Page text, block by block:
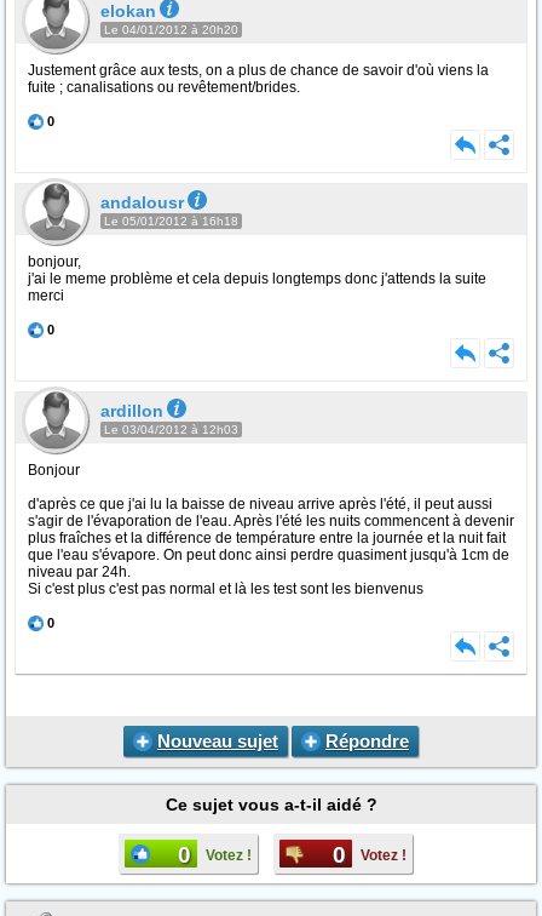
elokan
Le 04/01/2012 à 20h20
Justement grâce aux tests, on a plus de chance de savoir d'où viens la
fuite ; canalisations ou revêtement/brides.
0
andalousr
Le 05/01/2012 à 16h18
bonjour,
j'ai le meme problème et cela depuis longtemps donc j'attends la suite
merci
0
ardillon
Le 03/04/2012 à 12h03
Bonjour
d'après ce que j'ai lu la baisse de niveau arrive après l'été, il peut aussi
s'agir de l'évaporation de l'eau. Après l'été les nuits commencent à devenir
plus fraîches et la différence de température entre la journée et la nuit fait
que l'eau s'évapore. On peut donc ainsi perdre quasiment jusqu'à 1cm de
niveau par 24h.
Si c'est plus c'est pas normal et là les test sont les bienvenus
0
Nouveau sujet Répondre
Ce sujet vous a-t-il aidé ?
0 Votez ! 0 Votez !